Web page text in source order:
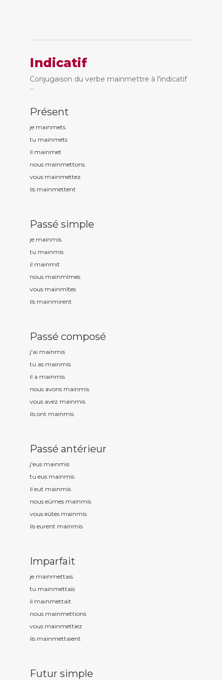
Indicatif
Conjugaison du verbe mainmettre à l'indicatif
...
Présent
je mainmets
tu mainmets
il mainmet
nous mainmettons
vous mainmettez
ils mainmettent
Passé simple
je mainmis
tu mainmis
il mainmit
nous mainmîmes
vous mainmîtes
ils mainmirent
Passé composé
j'ai mainmis
tu as mainmis
il a mainmis
nous avons mainmis
vous avez mainmis
ils ont mainmis
Passé antérieur
j'eus mainmis
tu eus mainmis
il eut mainmis
nous eûmes mainmis
vous eûtes mainmis
ils eurent mainmis
Imparfait
je mainmettais
tu mainmettais
il mainmettait
nous mainmettions
vous mainmettiez
ils mainmettaient
Futur simple